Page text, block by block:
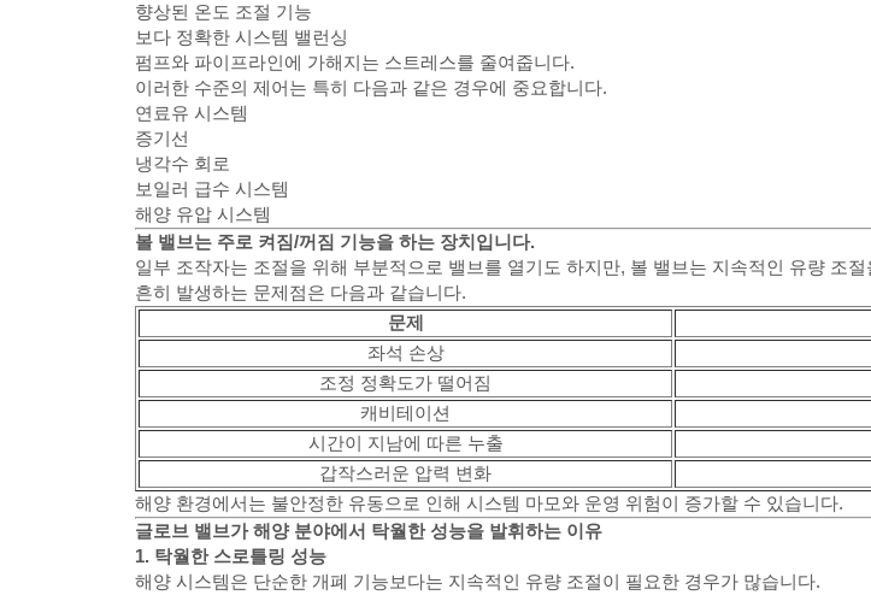
향상된 온도 조절 기능
보다 정확한 시스템 밸런싱
펌프와 파이프라인에 가해지는 스트레스를 줄여줍니다.
이러한 수준의 제어는 특히 다음과 같은 경우에 중요합니다.
연료유 시스템
증기선
냉각수 회로
보일러 급수 시스템
해양 유압 시스템
볼 밸브는 주로 켜짐/꺼짐 기능을 하는 장치입니다.
일부 조작자는 조절을 위해 부분적으로 밸브를 열기도 하지만, 볼 밸브는 지속적인 유량 조
흔히 발생하는 문제점은 다음과 같습니다.
문제
좌석 손상
조정 정확도가 떨어짐
캐비테이션
시간이 지남에 따른 누출
갑작스러운 압력 변화
해양 환경에서는 불안정한 유동으로 인해 시스템 마모와 운영 위험이 증가할 수 있습니다.
글로브 밸브가 해양 분야에서 탁월한 성능을 발휘하는 이유
1. 탁월한 스로틀링 성능
해양 시스템은 단순한 개폐 기능보다는 지속적인 유량 조절이 필요한 경우가 많습니다.